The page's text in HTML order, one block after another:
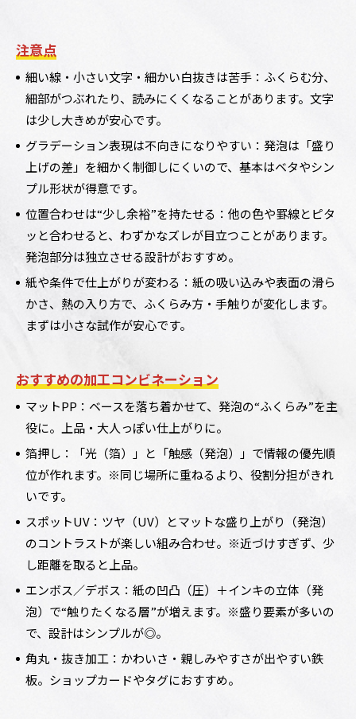
注意点
細い線・小さい文字・細かい白抜きは苦手：ふくらむ分、
細部がつぶれたり、読みにくくなることがあります。文字
は少し大きめが安心です。
グラデーション表現は不向きになりやすい：発泡は「盛り
上げの差」を細かく制御しにくいので、基本はベタやシン
プル形状が得意です。
位置合わせは“少し余裕”を持たせる：他の色や罫線とピタ
ッと合わせると、わずかなズレが目立つことがあります。
発泡部分は独立させる設計がおすすめ。
紙や条件で仕上がりが変わる：紙の吸い込みや表面の滑ら
かさ、熱の入り方で、ふくらみ方・手触りが変化します。
まずは小さな試作が安心です。
おすすめの加工コンビネーション
マットPP：ベースを落ち着かせて、発泡の“ふくらみ”を主
役に。上品・大人っぽい仕上がりに。
箔押し：「光（箔）」と「触感（発泡）」で情報の優先順
位が作れます。※同じ場所に重ねるより、役割分担がきれ
いです。
スポットUV：ツヤ（UV）とマットな盛り上がり（発泡）
のコントラストが楽しい組み合わせ。※近づけすぎず、少
し距離を取ると上品。
エンボス／デボス：紙の凹凸（圧）＋インキの立体（発
泡）で“触りたくなる層”が増えます。※盛り要素が多いの
で、設計はシンプルが◎。
角丸・抜き加工：かわいさ・親しみやすさが出やすい鉄
板。ショップカードやタグにおすすめ。